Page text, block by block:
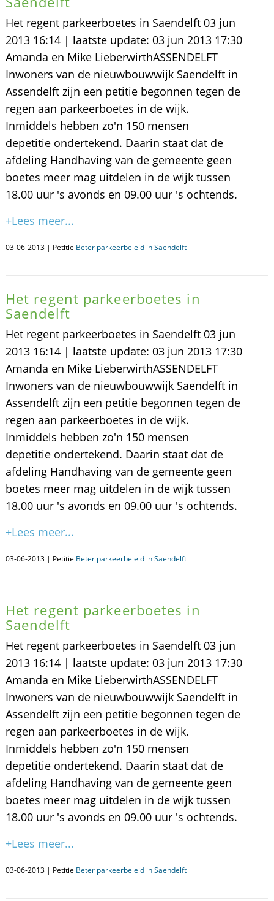
Het regent parkeerboetes in Saendelft 03 jun
2013 16:14 | laatste update: 03 jun 2013 17:30
Amanda en Mike LieberwirthASSENDELFT
Inwoners van de nieuwbouwwijk Saendelft in
Assendelft zijn een petitie begonnen tegen de
regen aan parkeerboetes in de wijk.
Inmiddels hebben zo'n 150 mensen
depetitie ondertekend. Daarin staat dat de
afdeling Handhaving van de gemeente geen
boetes meer mag uitdelen in de wijk tussen
18.00 uur 's avonds en 09.00 uur 's ochtends.
+Lees meer...
03-06-2013 | Petitie Beter parkeerbeleid in Saendelft
Het regent parkeerboetes in
Saendelft
Het regent parkeerboetes in Saendelft 03 jun
2013 16:14 | laatste update: 03 jun 2013 17:30
Amanda en Mike LieberwirthASSENDELFT
Inwoners van de nieuwbouwwijk Saendelft in
Assendelft zijn een petitie begonnen tegen de
regen aan parkeerboetes in de wijk.
Inmiddels hebben zo'n 150 mensen
depetitie ondertekend. Daarin staat dat de
afdeling Handhaving van de gemeente geen
boetes meer mag uitdelen in de wijk tussen
18.00 uur 's avonds en 09.00 uur 's ochtends.
+Lees meer...
03-06-2013 | Petitie Beter parkeerbeleid in Saendelft
Het regent parkeerboetes in
Saendelft
Het regent parkeerboetes in Saendelft 03 jun
2013 16:14 | laatste update: 03 jun 2013 17:30
Amanda en Mike LieberwirthASSENDELFT
Inwoners van de nieuwbouwwijk Saendelft in
Assendelft zijn een petitie begonnen tegen de
regen aan parkeerboetes in de wijk.
Inmiddels hebben zo'n 150 mensen
depetitie ondertekend. Daarin staat dat de
afdeling Handhaving van de gemeente geen
boetes meer mag uitdelen in de wijk tussen
18.00 uur 's avonds en 09.00 uur 's ochtends.
+Lees meer...
03-06-2013 | Petitie Beter parkeerbeleid in Saendelft